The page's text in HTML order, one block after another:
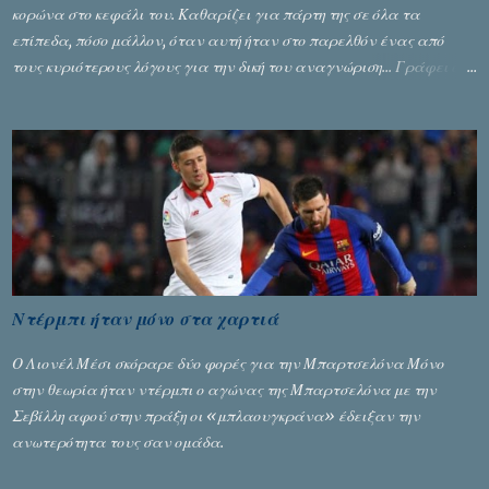
κορώνα στο κεφάλι του. Καθαρίζει για πάρτη της σε όλα τα
επίπεδα, πόσο μάλλον, όταν αυτή ήταν στο παρελθόν ένας από
τους κυριότερους λόγους για την δική του αναγνώριση... Γράφει ο
Ντέρμπι ήταν μόνο στα χαρτιά
Ο Λιονέλ Μέσι σκόραρε δύο φορές για την Μπαρτσελόνα Μόνο
στην θεωρία ήταν ντέρμπι ο αγώνας της Μπαρτσελόνα με την
Σεβίλλη αφού στην πράξη οι «μπλαουγκράνα» έδειξαν την
ανωτερότητα τους σαν ομάδα.